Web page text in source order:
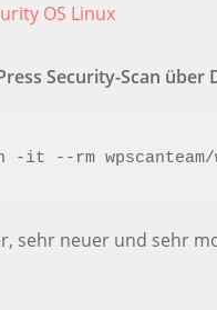
OS Linux
Security-Scan über
-it --rm
sehr neuer und sehr